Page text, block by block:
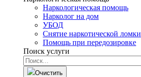
Наркологическая помощь
Нарколог на дом
УБОД
Снятие наркотической ломки
Помощь при передозировке
Поиск услуги
Очистить